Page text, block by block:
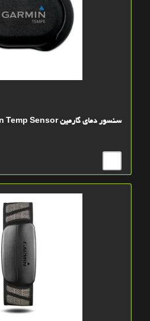
سنسور دمای گارمین Garmin Temp Sensor